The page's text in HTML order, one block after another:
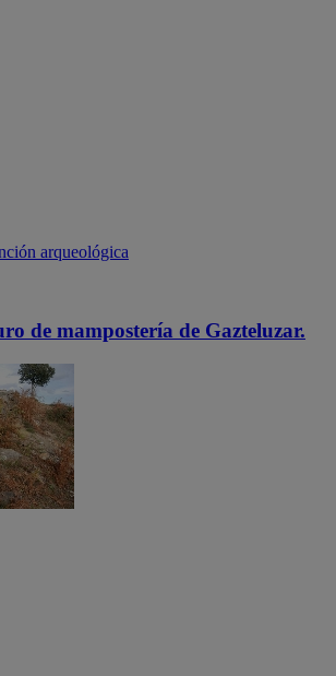
arqueológica
de mampostería de Gazteluzar.